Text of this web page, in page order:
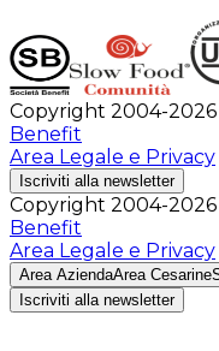
Copyright 2004-2026
Benefit
Area Legale e Privacy
Iscriviti alla newsletter
Copyright 2004-2026
Benefit
Area Legale e Privacy
Area AziendaArea Cesarine
Iscriviti alla newsletter